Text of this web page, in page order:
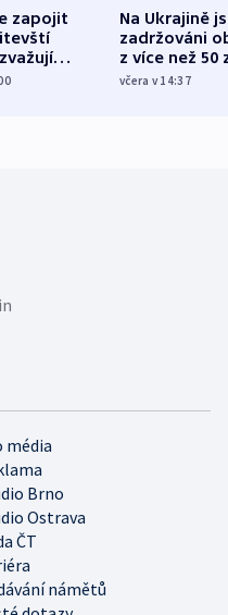
zapojit
Na Ukrajině
zadržováni
z více než 50
Bojovali na
včera v 14:37
média
Brno
Ostrava
ČT
námětů